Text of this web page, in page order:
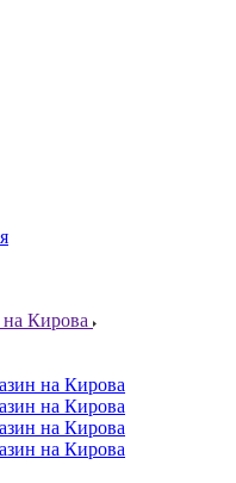
Кирова
на Кирова
на Кирова
на Кирова
на Кирова